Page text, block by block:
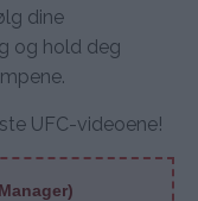
dine
og hold deg
UFC-videoene!